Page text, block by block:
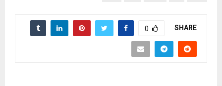
SHARE
0